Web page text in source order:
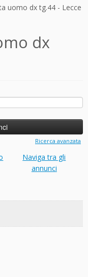
uomo dx tg.44 - Lecce
dx
Ricerca avanzata
Naviga tra gli
annunci